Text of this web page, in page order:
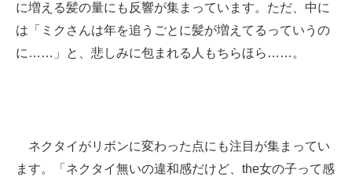
に増える髪の量にも反響が集まっています。ただ、中に
は「ミクさんは年を追うごとに髪が増えてるっていうの
に……」と、悲しみに包まれる人もちらほら……。
ネクタイがリボンに変わった点にも注目が集まってい
ます。「ネクタイ無いの違和感だけど、the女の子って感